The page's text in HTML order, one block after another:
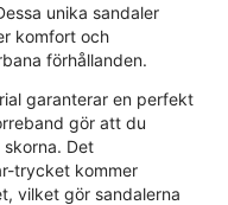
unika sandaler
komfort och
förhållanden.
garanterar en perfekt
gör att du
Det
trycket kommer
vilket gör sandalerna